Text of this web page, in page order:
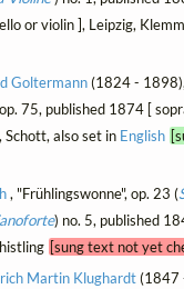
or violin ], Leipzig, Klemm
Goltermann(1824 - 1898),
75, published 1874 [
Schott, also set in English
, "Frühlingswonne", op. 23 (
) no. 5, published
[sung text not yet
Martin Klughardt(1847